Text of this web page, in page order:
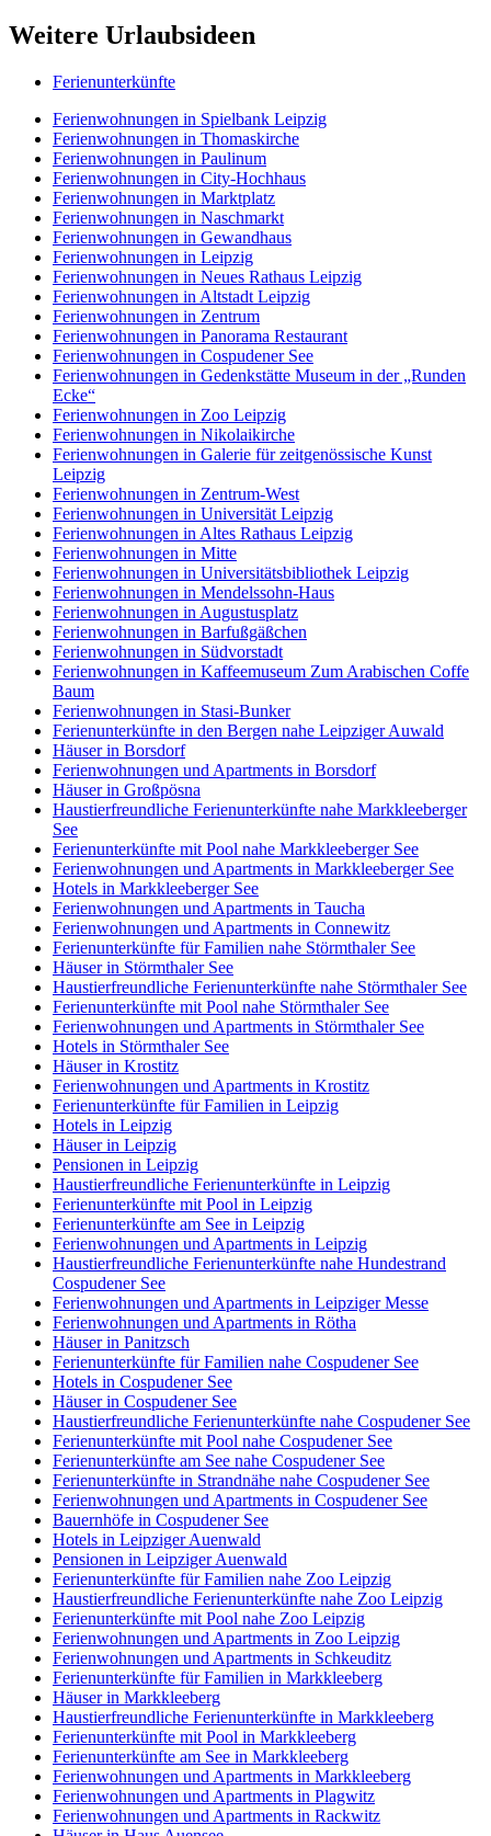
Weitere Urlaubsideen
Ferienunterkünfte
Ferienwohnungen in Spielbank Leipzig
Ferienwohnungen in Thomaskirche
Ferienwohnungen in Paulinum
Ferienwohnungen in City-Hochhaus
Ferienwohnungen in Marktplatz
Ferienwohnungen in Naschmarkt
Ferienwohnungen in Gewandhaus
Ferienwohnungen in Leipzig
Ferienwohnungen in Neues Rathaus Leipzig
Ferienwohnungen in Altstadt Leipzig
Ferienwohnungen in Zentrum
Ferienwohnungen in Panorama Restaurant
Ferienwohnungen in Cospudener See
Ferienwohnungen in Gedenkstätte Museum in der „Runden
Ecke“
Ferienwohnungen in Zoo Leipzig
Ferienwohnungen in Nikolaikirche
Ferienwohnungen in Galerie für zeitgenössische Kunst
Leipzig
Ferienwohnungen in Zentrum-West
Ferienwohnungen in Universität Leipzig
Ferienwohnungen in Altes Rathaus Leipzig
Ferienwohnungen in Mitte
Ferienwohnungen in Universitätsbibliothek Leipzig
Ferienwohnungen in Mendelssohn-Haus
Ferienwohnungen in Augustusplatz
Ferienwohnungen in Barfußgäßchen
Ferienwohnungen in Südvorstadt
Ferienwohnungen in Kaffeemuseum Zum Arabischen Coffe
Baum
Ferienwohnungen in Stasi-Bunker
Ferienunterkünfte in den Bergen nahe Leipziger Auwald
Häuser in Borsdorf
Ferienwohnungen und Apartments in Borsdorf
Häuser in Großpösna
Haustierfreundliche Ferienunterkünfte nahe Markkleeberger
See
Ferienunterkünfte mit Pool nahe Markkleeberger See
Ferienwohnungen und Apartments in Markkleeberger See
Hotels in Markkleeberger See
Ferienwohnungen und Apartments in Taucha
Ferienwohnungen und Apartments in Connewitz
Ferienunterkünfte für Familien nahe Störmthaler See
Häuser in Störmthaler See
Haustierfreundliche Ferienunterkünfte nahe Störmthaler See
Ferienunterkünfte mit Pool nahe Störmthaler See
Ferienwohnungen und Apartments in Störmthaler See
Hotels in Störmthaler See
Häuser in Krostitz
Ferienwohnungen und Apartments in Krostitz
Ferienunterkünfte für Familien in Leipzig
Hotels in Leipzig
Häuser in Leipzig
Pensionen in Leipzig
Haustierfreundliche Ferienunterkünfte in Leipzig
Ferienunterkünfte mit Pool in Leipzig
Ferienunterkünfte am See in Leipzig
Ferienwohnungen und Apartments in Leipzig
Haustierfreundliche Ferienunterkünfte nahe Hundestrand
Cospudener See
Ferienwohnungen und Apartments in Leipziger Messe
Ferienwohnungen und Apartments in Rötha
Häuser in Panitzsch
Ferienunterkünfte für Familien nahe Cospudener See
Hotels in Cospudener See
Häuser in Cospudener See
Haustierfreundliche Ferienunterkünfte nahe Cospudener See
Ferienunterkünfte mit Pool nahe Cospudener See
Ferienunterkünfte am See nahe Cospudener See
Ferienunterkünfte in Strandnähe nahe Cospudener See
Ferienwohnungen und Apartments in Cospudener See
Bauernhöfe in Cospudener See
Hotels in Leipziger Auenwald
Pensionen in Leipziger Auenwald
Ferienunterkünfte für Familien nahe Zoo Leipzig
Haustierfreundliche Ferienunterkünfte nahe Zoo Leipzig
Ferienunterkünfte mit Pool nahe Zoo Leipzig
Ferienwohnungen und Apartments in Zoo Leipzig
Ferienwohnungen und Apartments in Schkeuditz
Ferienunterkünfte für Familien in Markkleeberg
Häuser in Markkleeberg
Haustierfreundliche Ferienunterkünfte in Markkleeberg
Ferienunterkünfte mit Pool in Markkleeberg
Ferienunterkünfte am See in Markkleeberg
Ferienwohnungen und Apartments in Markkleeberg
Ferienwohnungen und Apartments in Plagwitz
Ferienwohnungen und Apartments in Rackwitz